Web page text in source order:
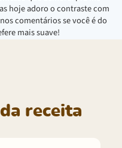
hoje adoro o contraste com
comentários se você é do
mais suave!
receita